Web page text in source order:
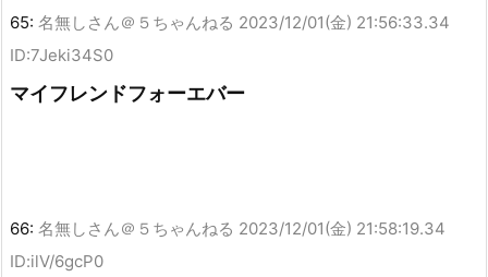
65: 名無しさん＠５ちゃんねる 2023/12/01(金) 21:56:33.34
ID:7Jeki34S0
マイフレンドフォーエバー
66: 名無しさん＠５ちゃんねる 2023/12/01(金) 21:58:19.34
ID:ilV/6gcP0